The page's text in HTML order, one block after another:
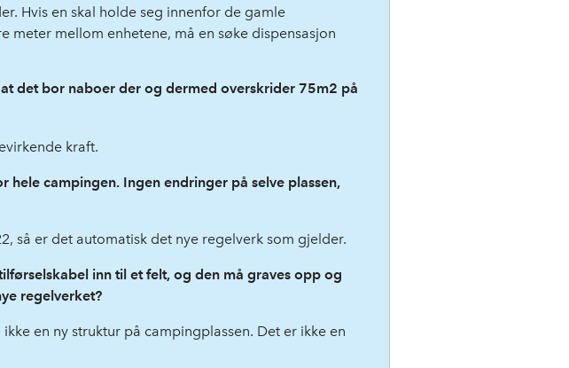
Hvis en skal holde seg innenfor de gamle
meter mellom enhetene, må en søke dispensasjon
det bor naboer der og dermed overskrider 75m2 på
kraft.
hele campingen. Ingen endringer på selve plassen,
så er det automatisk det nye regelverk som gjelder.
inn til et felt, og den må graves opp og
regelverket?
en ny struktur på campingplassen. Det er ikke en